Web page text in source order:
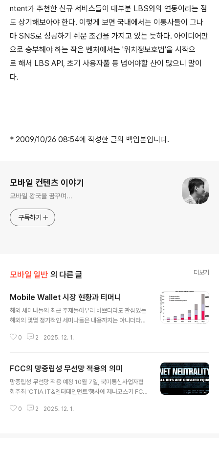
ntent가 추천한 신규 서비스들이 대부분 LBS와의 연동이라는 점
도 상기해보아야 한다. 이렇게 보면 국내에서는 이통사들이 그나
마 SNS로 성공하기 쉬운 조건을 가지고 있는 듯하다. 아이디어만
으로 승부해야 하는 작은 벤처에서는 '위치정보호법'을 시작으
로 해서 LBS API, 초기 사용자풀 등 넘어야할 산이 많으니 말이
다.
* 2009/10/26 08:54에 작성한 글의 백업본입니다.
모바일 컨텐츠 이야기
모바일 왕국을 꿈꾸며...
구독하기
모바일 일반 의 다른 글 더보기
Mobile Wallet 시장 현황과 티머니
해외 세미나들의 최근 주제들아무리 바쁘더라도 관심있는
해외의 몇몇 정기적인 세미나들은 내용까지는 아니더라도,
있다. 국내 Web 2.0의 무수한 세미나처럼 세미나 안에서
에 머물고 있는 국내 세미나와는 달리 최근 해외 세미나들
은 소수 몇개의 키워드보다는 매우 다양해지고 있다. 그만
큼 모바일이 전방위에 걸쳐서 관심을 받고 있다는 뜻이다.
'모바일 지갑(Mobile Wallet)'이다. mobizen은 국내이
0 2 2025. 12. 1.
FCC의 망중립성 무선망 적용의 의미
망중립성 무선망 적용 예정 10월 7일, 북미통신사업자협
회주최 'CTIA IT&엔터테인먼트'행사에 제나코스키 FCC
할 것이며, 주파수를 재배치할 계획이라고 밝혔다. FCC의
0 2 2025. 12. 1.